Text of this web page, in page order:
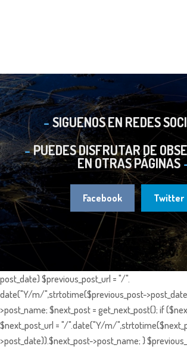
SIGUENOS EN REDES
PUEDES DISFRUTAR DE
EN OTRAS PÁGINAS
Facebook Twitter
post_date) $previous_post_url = "/".
date("Y/m/",strtotime($previous_post-
>post_name; $next_post = get_next_post(); if
$next_post_url = "/".date("Y/m/
>post_date)).$next_post->post_name; }